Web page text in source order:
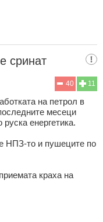
сринат
11
40
на петрол в
месеци
енергетика.
НПЗ-то и пушеците по
краха на